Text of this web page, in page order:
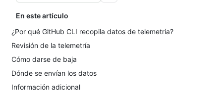
En este artículo
¿Por qué GitHub CLI recopila datos de telemetría?
Revisión de la telemetría
Cómo darse de baja
Dónde se envían los datos
Información adicional